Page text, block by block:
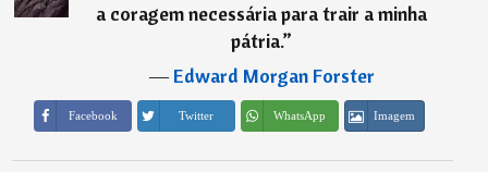
a coragem necessária para trair a minha
pátria.”
―Edward Morgan Forster
Facebook Twitter WhatsApp Imagem